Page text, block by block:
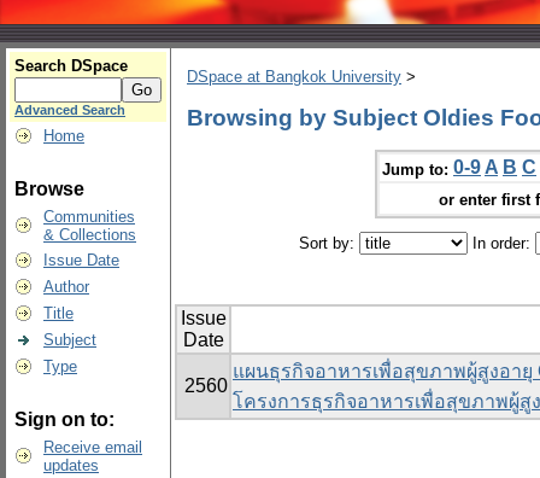
Search DSpace
Advanced Search
Home
Browse
Communities
& Collections
Issue Date
Author
Title
Subject
Type
Sign on to:
Receive email
updates
DSpace at Bangkok University >
Browsing by Subject Oldies
Jump to: 0-9 A B C
or enter first
Sort by: In order:
Issue
Date
2560
แผนธุรกิจอาหารเพื่อสุขภาพผู้สูงอายุ
โครงการธุรกิจอาหารเพื่อสุขภาพผู้สู